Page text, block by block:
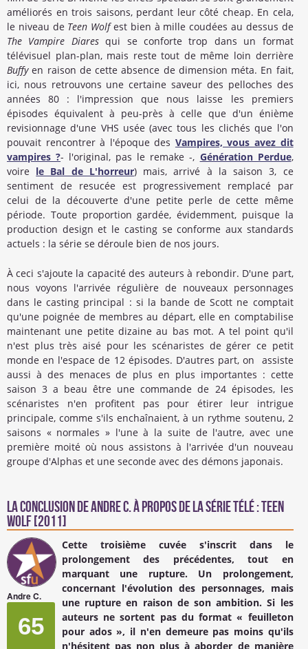
améliorés en trois saisons, perdant leur côté cheap. En cela,
le niveau de Teen Wolfest bien à mille coudées au dessus de
The Vampire Diaresqui se conforte trop dans un format
télévisuel plan-plan, mais reste tout de même loin derrière
Buffyen raison de cette absence de dimension méta. En fait,
ici, nous retrouvons une certaine saveur des pelloches des
années 80 : l'impression que nous laisse les premiers
épisodes équivalent à peu-près à celle que d'un énième
revisionnage d'une VHS usée (avec tous les clichés que l'on
pouvait rencontrer à l'époque des Vampires, vous avez dit
vampires ?- l'original, pas le remake -, Génération Perdue,
voire le Bal de L'horreur) mais, arrivé à la saison 3, ce
sentiment de resucée est progressivement remplacé par
celui de la découverte d'une petite perle de cette même
période. Toute proportion gardée, évidemment, puisque la
production design et le casting se conforme aux standards
actuels : la série se déroule bien de nos jours.
À ceci s'ajoute la capacité des auteurs à rebondir. D'une part,
nous voyons l'arrivée régulière de nouveaux personnages
dans le casting principal : si la bande de Scott ne comptait
qu'une poignée de membres au départ, elle en comptabilise
maintenant une petite dizaine au bas mot. A tel point qu'il
n'est plus très aisé pour les scénaristes de gérer ce petit
monde en l'espace de 12 épisodes. D'autres part, on assiste
aussi à des menaces de plus en plus importantes : cette
saison 3 a beau être une commande de 24 épisodes, les
scénaristes n'en profitent pas pour étirer leur intrigue
principale, comme s'ils enchaînaient, à un rythme soutenu, 2
saisons « normales » l'une à la suite de l'autre, avec une
première moité où nous assistons à l'arrivée d'un nouveau
groupe d'Alphas et une seconde avec des démons japonais.
La conclusion deAndre C.à propos de la Série Télé : Teen
Wolf [2011]
Andre C.
65
Cette troisième cuvée s'inscrit dans le
prolongement des précédentes, tout en
marquant une rupture. Un prolongement,
concernant l'évolution des personnages, mais
une rupture en raison de son ambition. Si les
auteurs ne sortent pas du format « feuilleton
pour ados », il n'en demeure pas moins qu'ils
n'hésitent pas non plus à aborder de manière